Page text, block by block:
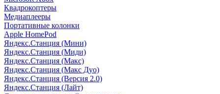
Квадрокоптеры
Медиаплееры
Портативные колонки
Apple HomePod
Яндекс.Станция (Мини)
Яндекс.Станция (Миди)
Яндекс.Станция (Макс)
Яндекс.Станция (Макс Дуо)
Яндекс.Станция (Версия 2.0)
Яндекс.Станция (Лайт)